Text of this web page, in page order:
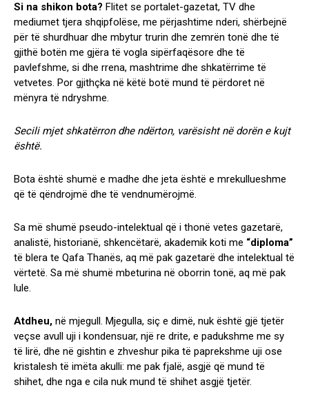
Si na shikon bota? Flitet se portalet-gazetat, TV dhe
mediumet tjera shqipfolëse, me përjashtime nderi, shërbejnë
për të shurdhuar dhe mbytur trurin dhe zemrën tonë dhe të
gjithë botën me gjëra të vogla sipërfaqësore dhe të
pavlefshme, si dhe rrena, mashtrime dhe shkatërrime të
vetvetes. Por gjithçka në këtë botë mund të përdoret në
mënyra të ndryshme.
Secili mjet shkatërron dhe ndërton, varësisht në dorën e kujt
është.
Bota është shumë e madhe dhe jeta është e mrekullueshme
që të qëndrojmë dhe të vendnumërojmë.
Sa më shumë pseudo-intelektual që i thonë vetes gazetarë,
analistë, historianë, shkencëtarë, akademik koti me “diploma”
të blera te Qafa Thanës, aq më pak gazetarë dhe intelektual të
vërtetë. Sa më shumë mbeturina në oborrin tonë, aq më pak
lule.
Atdheu, në mjegull. Mjegulla, siç e dimë, nuk është gjë tjetër
veçse avull uji i kondensuar, një re drite, e padukshme me sy
të lirë, dhe në gishtin e zhveshur pika të paprekshme uji ose
kristalesh të imëta akulli: me pak fjalë, asgjë që mund të
shihet, dhe nga e cila nuk mund të shihet asgjë tjetër.